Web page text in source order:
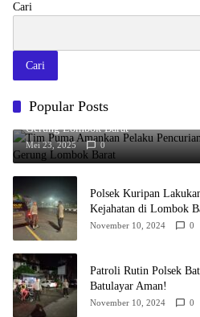
Cari
Cari
Popular Posts
Tim Puma Amankan Pelaku
Gerung Lombok Barat
Mei 23, 2025 0
Polsek Kuripan
Kejahatan di Lombok
November 10, 2024 0
Patroli Rutin Polsek
Batulayar Aman!
November 10, 2024 0